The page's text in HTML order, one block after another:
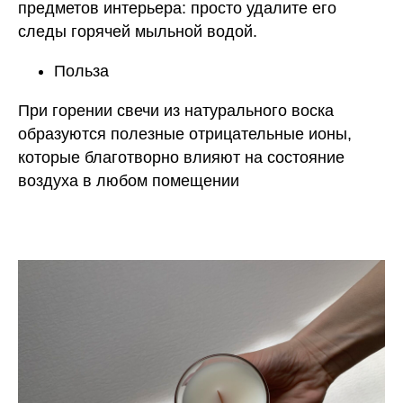
предметов интерьера: просто удалите его
следы горячей мыльной водой.
Польза
При горении свечи из натурального воска
образуются полезные отрицательные ионы,
которые благотворно влияют на состояние
воздуха в любом помещении